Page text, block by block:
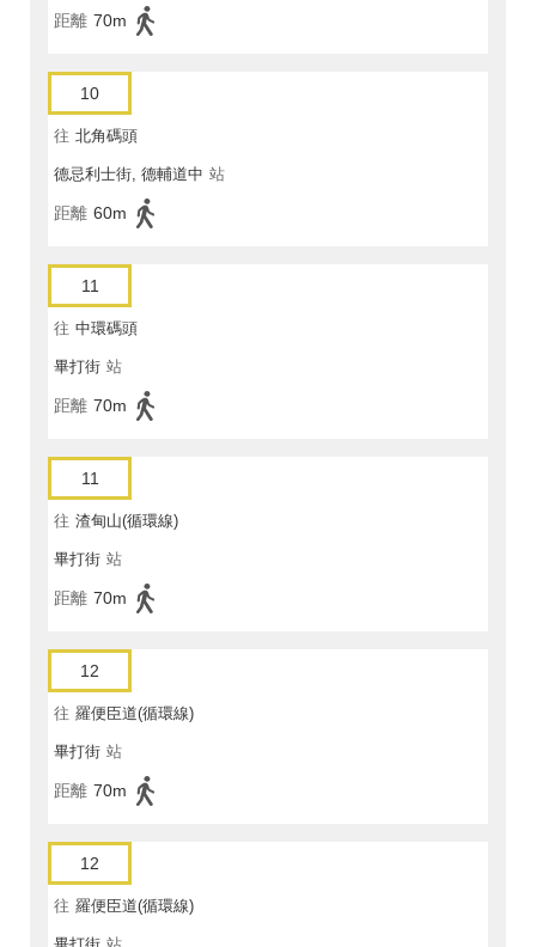
距離 70m
10
往 北角碼頭
德忌利士街, 德輔道中 站
距離 60m
11
往 中環碼頭
畢打街 站
距離 70m
11
往 渣甸山(循環線)
畢打街 站
距離 70m
12
往 羅便臣道(循環線)
畢打街 站
距離 70m
12
往 羅便臣道(循環線)